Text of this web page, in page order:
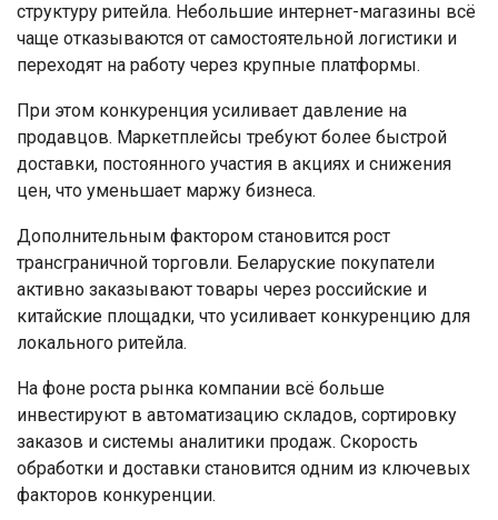
структуру ритейла. Небольшие интернет-магазины всё
чаще отказываются от самостоятельной логистики и
переходят на работу через крупные платформы.
При этом конкуренция усиливает давление на
продавцов. Маркетплейсы требуют более быстрой
доставки, постоянного участия в акциях и снижения
цен, что уменьшает маржу бизнеса.
Дополнительным фактором становится рост
трансграничной торговли. Беларуские покупатели
активно заказывают товары через российские и
китайские площадки, что усиливает конкуренцию для
локального ритейла.
На фоне роста рынка компании всё больше
инвестируют в автоматизацию складов, сортировку
заказов и системы аналитики продаж. Скорость
обработки и доставки становится одним из ключевых
факторов конкуренции.